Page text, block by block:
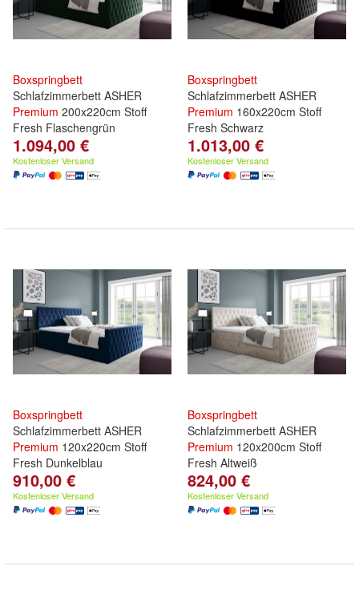
Boxspringbett
Schlafzimmerbett ASHER
Premium 200x220cm Stoff
Fresh Flaschengrün
1.094,00 €
Kostenloser Versand
Boxspringbett
Schlafzimmerbett ASHER
Premium 160x220cm Stoff
Fresh Schwarz
1.013,00 €
Kostenloser Versand
Boxspringbett
Schlafzimmerbett ASHER
Premium 120x220cm Stoff
Fresh Dunkelblau
910,00 €
Kostenloser Versand
Boxspringbett
Schlafzimmerbett ASHER
Premium 120x200cm Stoff
Fresh Altweiß
824,00 €
Kostenloser Versand